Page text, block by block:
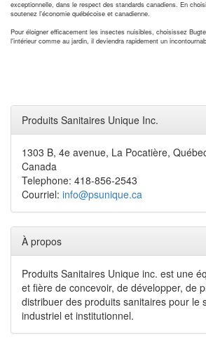
exceptionnelle, dans le respect des standards canadiens. En
soutenez l'économie québécoise et canadienne.
Pour éloigner efficacement les insectes nuisibles, choisissez
l'intérieur comme au jardin, il deviendra rapidement un
Produits Sanitaires Unique Inc.
1303 B, 4e avenue, La Pocatière,
Canada
Telephone: 418-856-2543
Courriel: info@psunique.ca
À propos
Produits Sanitaires Unique inc. est une
et fière de concevoir, de développer, de
distribuer des produits sanitaires pour le
industriel et institutionnel.